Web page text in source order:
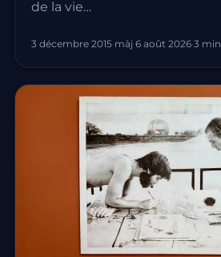
de la vie…
3 décembre 2015·màj 6 août 2026·3 min